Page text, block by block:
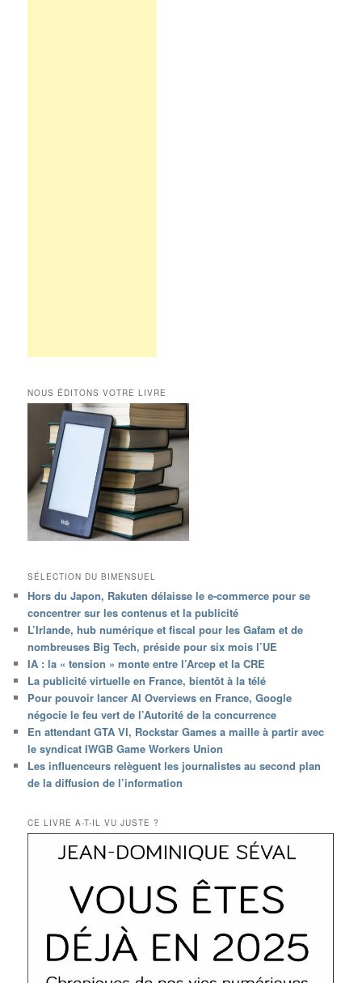
NOUS ÉDITONS VOTRE LIVRE
SÉLECTION DU BIMENSUEL
Hors du Japon, Rakuten délaisse le e-commerce pour se
concentrer sur les contenus et la publicité
L’Irlande, hub numérique et fiscal pour les Gafam et de
nombreuses Big Tech, préside pour six mois l’UE
IA : la « tension » monte entre l’Arcep et la CRE
La publicité virtuelle en France, bientôt à la télé
Pour pouvoir lancer AI Overviews en France, Google
négocie le feu vert de l’Autorité de la concurrence
En attendant GTA VI, Rockstar Games a maille à partir avec
le syndicat IWGB Game Workers Union
Les influenceurs relèguent les journalistes au second plan
de la diffusion de l’information
CE LIVRE A-T-IL VU JUSTE ?